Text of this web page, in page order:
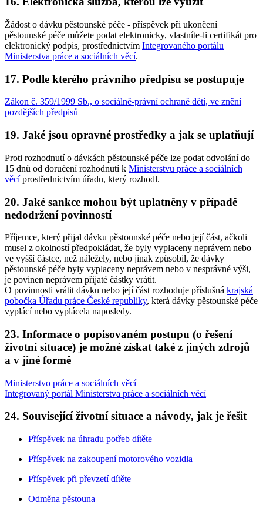
Žádost o dávku pěstounské péče - příspěvek při ukončení
pěstounské péče můžete podat elektronicky, vlastníte-li certifikát pro
elektronický podpis, prostřednictvím Integrovaného portálu
Ministerstva práce a sociálních věcí.
17. Podle kterého právního předpisu se postupuje
Zákon č. 359/1999 Sb., o sociálně-právní ochraně dětí, ve znění
pozdějších předpisů
19. Jaké jsou opravné prostředky a jak se uplatňují
Proti rozhodnutí o dávkách pěstounské péče lze podat odvolání do
15 dnů od doručení rozhodnutí k Ministerstvu práce a sociálních
věcíprostřednictvím úřadu, který rozhodl.
20. Jaké sankce mohou být uplatněny v případě
nedodržení povinností
Příjemce, který přijal dávku pěstounské péče nebo její část, ačkoli
musel z okolností předpokládat, že byly vyplaceny neprávem nebo
ve vyšší částce, než náležely, nebo jinak způsobil, že dávky
pěstounské péče byly vyplaceny neprávem nebo v nesprávné výši,
je povinen neprávem přijaté částky vrátit.
O povinnosti vrátit dávku nebo její část rozhoduje příslušná krajská
pobočka Úřadu práce České republiky, která dávky pěstounské péče
vyplácí nebo vyplácela naposledy.
23. Informace o popisovaném postupu (o řešení
životní situace) je možné získat také z jiných zdrojů
a v jiné formě
Ministerstvo práce a sociálních věcí
Integrovaný portál Ministerstva práce a sociálních věcí
24. Související životní situace a návody, jak je řešit
Příspěvek na úhradu potřeb dítěte
Příspěvek na zakoupení motorového vozidla
Příspěvek při převzetí dítěte
Odměna pěstouna